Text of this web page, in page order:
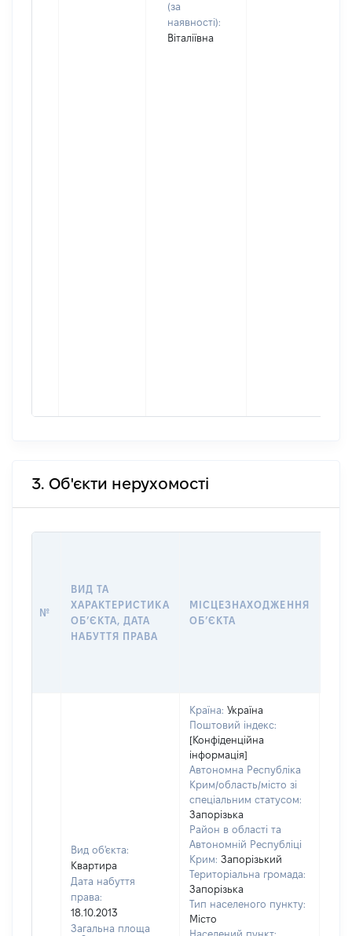
(за
наявності):
Віталіївна
3. Об'єкти нерухомості
№
ВИД ТА
ХАРАКТЕРИСТИКА
ОБʼЄКТА, ДАТА
НАБУТТЯ ПРАВА
МІСЦЕЗНАХОДЖЕННЯ
ОБʼЄКТА
Вид об'єкта:
Квартира
Дата набуття
права:
18.10.2013
Загальна площа
Країна: Україна
Поштовий індекс:
[Конфіденційна
інформація]
Автономна Республіка
Крим/область/місто зі
спеціальним статусом:
Запорізька
Район в області та
Автономній Республіці
Крим: Запорізький
Територіальна громада:
Запорізька
Тип населеного пункту:
Місто
Населений пункт: